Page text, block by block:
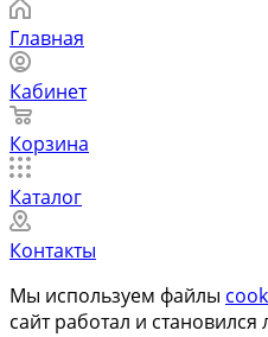
Главная
Кабинет
Корзина
Каталог
Контакты
Мы используем файлы
сайт работал и становился